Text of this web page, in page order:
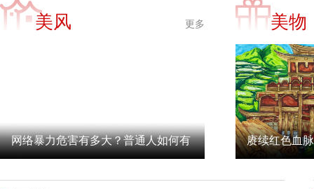
美风 更多
网络暴力危害有多大？普通人如何有
效维权？专家解读
美物
赓续红色血